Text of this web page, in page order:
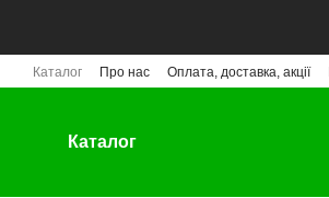
Каталог Про нас Оплата, доставка, акції
Каталог